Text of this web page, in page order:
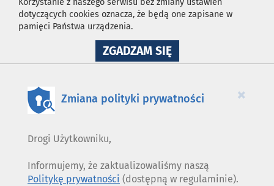
Korzystanie z naszego serwisu bez zmiany ustawień
dotyczących cookies oznacza, że będą one zapisane w
pamięci Państwa urządzenia.
ZGADZAM SIĘNA
WYKORZYSTANIE
×
Zmiana polityki prywatności
Drogi Użytkowniku,
Informujemy, że zaktualizowaliśmy naszą
Politykę prywatności (dostępną w regulaminie).